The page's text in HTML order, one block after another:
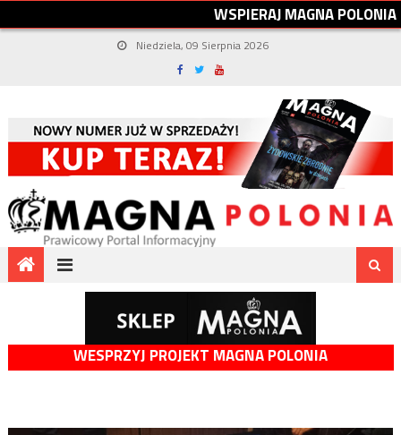
WSPIERAJMAGNAPOLONIA
Niedziela, 09 Sierpnia 2026
WESPRZYJ PROJEKT MAGNA POLONIA